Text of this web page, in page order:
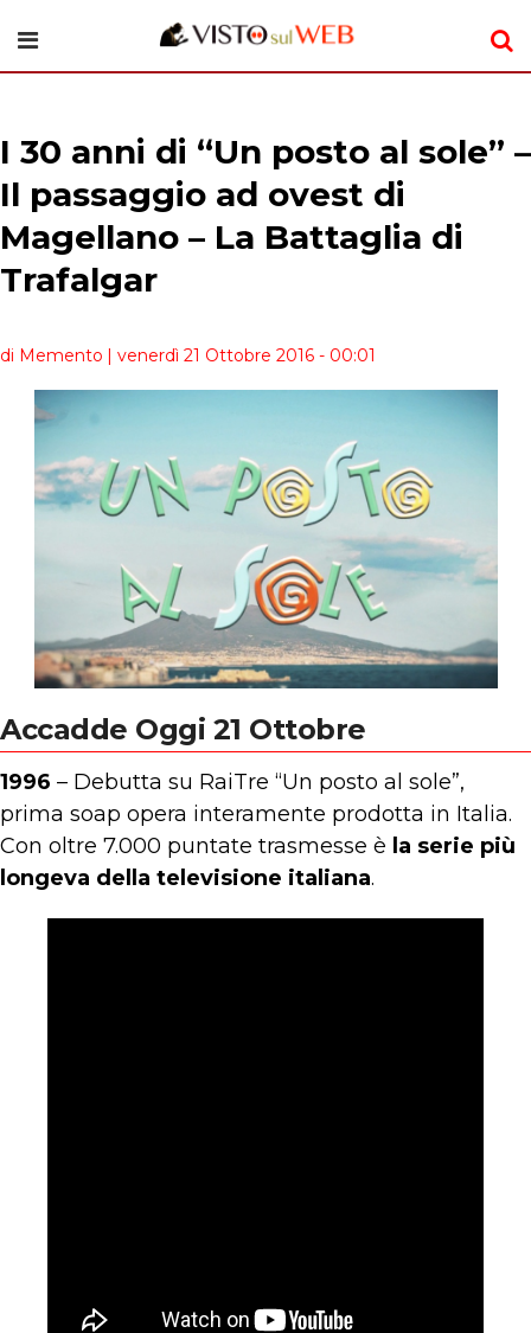
I 30 anni di “Un posto al sole” –
Il passaggio ad ovest di
Magellano – La Battaglia di
Trafalgar
di Memento | venerdì 21 Ottobre 2016 - 00:01
Accadde Oggi 21 Ottobre
1996 – Debutta su RaiTre “Un posto al sole”,
prima soap opera interamente prodotta in Italia.
Con oltre 7.000 puntate trasmesse è la serie più
longeva della televisione italiana.